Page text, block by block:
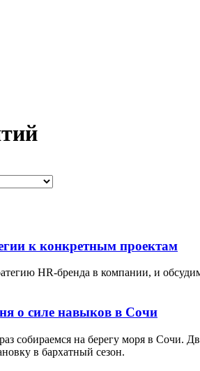
к конкретным проектам
HR-бренда в компании, и
о силе навыков в Сочи
собираемся на берегу моря в Сочи.
в бархатный сезон.